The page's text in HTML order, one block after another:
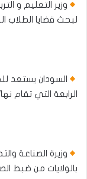
وزير التعليم و
لبحث قضايا الطلاب
السودان يستعد
الرابعة التي تقام
وزيرة الصناعة
بالولايات من ضبط